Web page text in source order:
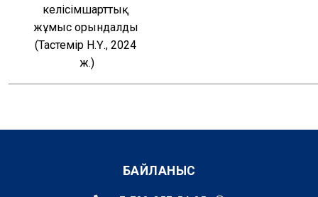
келісімшарттық
жұмыс орындалды
(Тастемір Н.Ү., 2024
ж.)
БАЙЛАНЫС